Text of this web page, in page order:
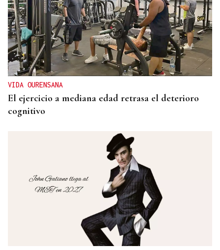
VIDA OURENSANA
El ejercicio a mediana edad retrasa el deterioro
cognitivo